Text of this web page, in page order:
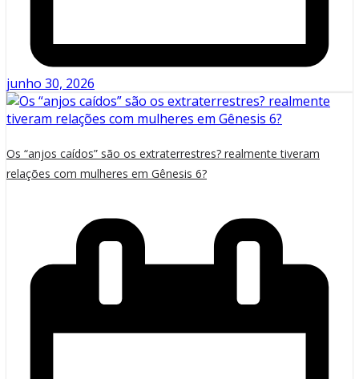
junho 30, 2026
Os “anjos caídos” são os extraterrestres? realmente tiveram
relações com mulheres em Gênesis 6?